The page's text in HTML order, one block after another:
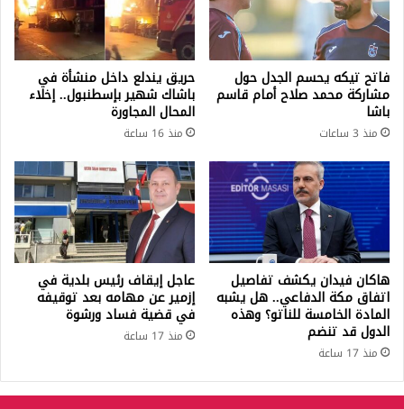
فاتح تيكه يحسم الجدل حول
مشاركة محمد صلاح أمام قاسم
باشا
منذ 3 ساعات
حريق يندلع داخل منشأة في
باشاك شهير بإسطنبول.. إخلاء
المحال المجاورة
منذ 16 ساعة
هاكان فيدان يكشف تفاصيل
اتفاق مكة الدفاعي.. هل يشبه
المادة الخامسة للناتو؟ وهذه
الدول قد تنضم
منذ 17 ساعة
عاجل إيقاف رئيس بلدية في
إزمير عن مهامه بعد توقيفه
في قضية فساد ورشوة
منذ 17 ساعة